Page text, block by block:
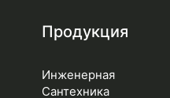
Продукция
Инженерная
Сантехника